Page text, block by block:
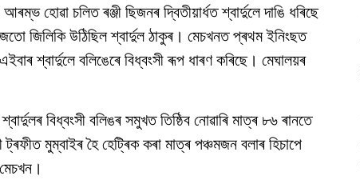
হোৱা চলিত ৰঞ্জী ছিজনৰ দ্বিতীয়াৰ্ধত শ্বাৰ্দুলে দাঙি ধৰিছে
জিলিকি উঠিছিল শ্বাৰ্দুল ঠাকুৰ। মেচখনত প্ৰথম ইনিংছত
শ্বাৰ্দুলে বলিঙেৰে বিধ্বংসী ৰূপ ধাৰণ কৰিছে। মেঘালয়ৰ
বিধ্বংসী বলিঙৰ সমুখত তিষ্ঠিব নোৱাৰি মাত্ৰ ৮৬ ৰানতে
মুম্বাইৰ হৈ হেট্ৰিক কৰা মাত্ৰ পঞ্চমজন বলাৰ হিচাপে